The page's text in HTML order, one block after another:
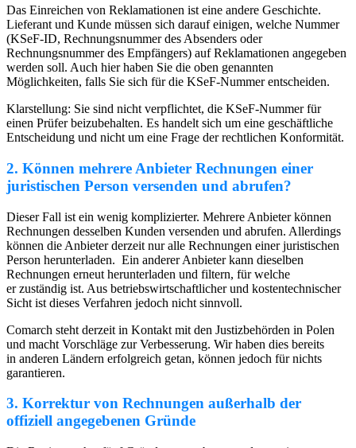
Das Einreichen von Reklamationen ist eine andere Geschichte.
Lieferant und Kunde müssen sich darauf einigen, welche Nummer
(KSeF-ID, Rechnungsnummer des Absenders oder
Rechnungsnummer des Empfängers) auf Reklamationen angegeben
werden soll. Auch hier haben Sie die oben genannten
Möglichkeiten, falls Sie sich für die KSeF-Nummer entscheiden.
Klarstellung: Sie sind nicht verpflichtet, die KSeF-Nummer für
einen Prüfer beizubehalten. Es handelt sich um eine geschäftliche
Entscheidung und nicht um eine Frage der rechtlichen Konformität.
2. Können mehrere Anbieter Rechnungen einer
juristischen Person versenden und abrufen?
Dieser Fall ist ein wenig komplizierter. Mehrere Anbieter können
Rechnungen desselben Kunden versenden und abrufen. Allerdings
können die Anbieter derzeit nur alle Rechnungen einer juristischen
Person herunterladen. Ein anderer Anbieter kann dieselben
Rechnungen erneut herunterladen und filtern, für welche
er zuständig ist. Aus betriebswirtschaftlicher und kostentechnischer
Sicht ist dieses Verfahren jedoch nicht sinnvoll.
Comarch steht derzeit in Kontakt mit den Justizbehörden in Polen
und macht Vorschläge zur Verbesserung. Wir haben dies bereits
in anderen Ländern erfolgreich getan, können jedoch für nichts
garantieren.
3. Korrektur von Rechnungen außerhalb der
offiziell angegebenen Gründe